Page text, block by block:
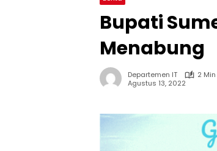
Bupati
Menabung
Departemen IT
2
Agustus 13, 2022